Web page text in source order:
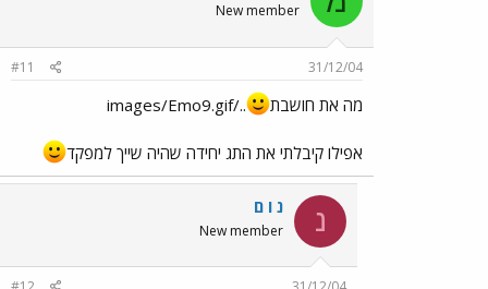
New member
31/12/04
#11
מה את חושבת ../images/Emo9.gif
אפילו קיבלתי את התג יחידה שהיה שייך למפקד
נ נ ו ם
New member